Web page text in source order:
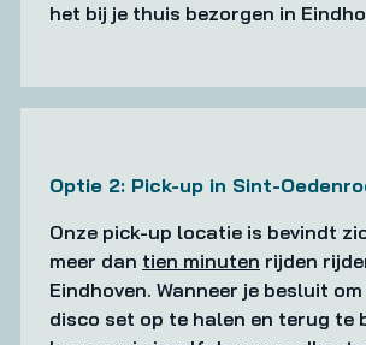
het bij je thuis bezorgen in
Optie 2: Pick-up in Sint-
Onze pick-up locatie is bevindt
meer dan tien minuten rijden
Eindhoven. Wanneer je besluit
disco set op te halen en terug te